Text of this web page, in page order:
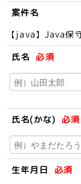
案件名
【java】Java保
氏名 必須
氏名(かな) 必須
生年月日 必須